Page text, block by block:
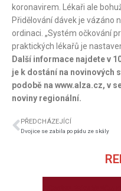
koronavirem. Lékaři ale
Přidělování dávek je vázáno
ordinaci. „Systém očkování
praktických lékařů je
Další informace najdete v
je k dostání na novinových
podobě na www.alza.cz, v
noviny regionální.
PŘEDCHÁZEJÍCÍ
Dvojice se zabila po pádu ze skály